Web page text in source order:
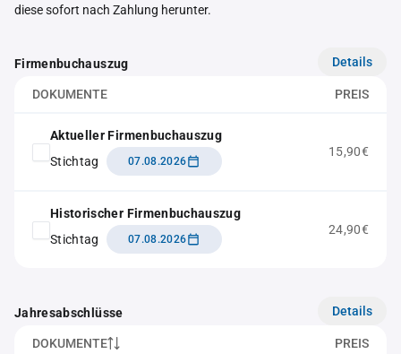
diese sofort nach Zahlung herunter.
Firmenbuchauszug Details
DOKUMENTE PREIS
Aktueller Firmenbuchauszug
Stichtag
07.08.2026
15,90€
Historischer Firmenbuchauszug
Stichtag
07.08.2026
24,90€
Jahresabschlüsse Details
DOKUMENTE PREIS